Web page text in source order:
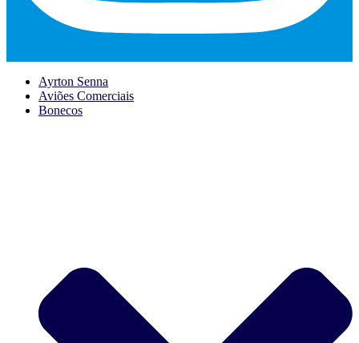
Ayrton Senna
Aviões Comerciais
Bonecos